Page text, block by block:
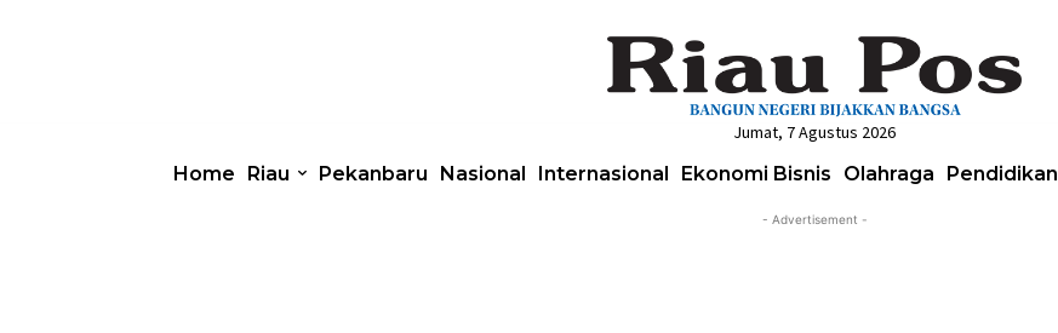
Jumat, 7 Agustus 2026
Home Riau Pekanbaru Nasional Internasional Ekonomi Bisnis Olahraga Pendidikan
- Advertisement -